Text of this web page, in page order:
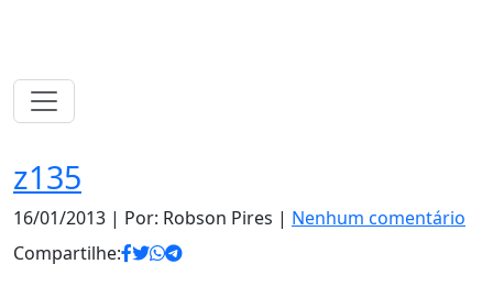
z135
16/01/2013 | Por: Robson Pires | Nenhum comentário
Compartilhe: